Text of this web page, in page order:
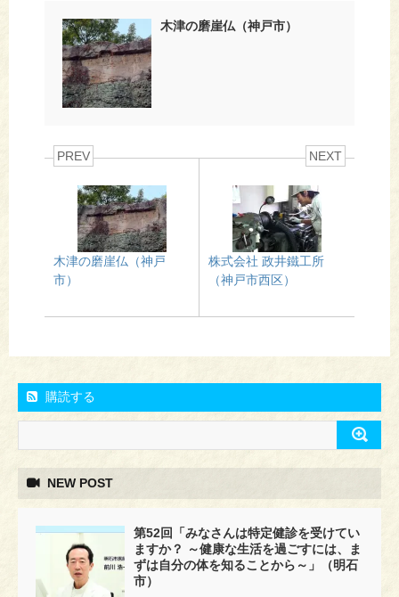
木津の磨崖仏（神戸市）
PREV
木津の磨崖仏（神戸
市）
NEXT
株式会社 政井鐵工所
（神戸市西区）
購読する
NEW POST
第52回「みなさんは特定健診を受けてい
ますか？ ～健康な生活を過ごすには、ま
ずは自分の体を知ることから～」（明石
市）